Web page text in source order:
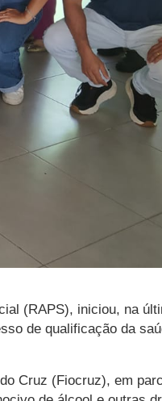
(RAPS), iniciou, na
de qualificação da
Cruz (Fiocruz), em